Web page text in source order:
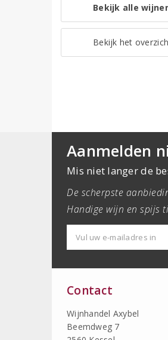
Bekijk alle
Bekijk het
Aanmelden
Mis niet langer de
De scherpste
Handige wijn en spijs
Contact
Wijnhandel Axybel
Beemdweg 7